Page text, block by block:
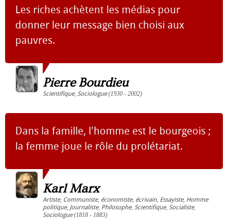
Les riches achètent les médias pour
donner leur message bien choisi aux
pauvres.
Pierre Bourdieu
Scientifique, Sociologue(1930 - 2002)
Dans la famille, l'homme est le bourgeois ;
la femme joue le rôle du prolétariat.
Karl Marx
Artiste, Communiste, économiste, écrivain, Essayiste, Homme
politique, Journaliste, Philosophe, Scientifique, Socialiste,
Sociologue(1818 - 1883)